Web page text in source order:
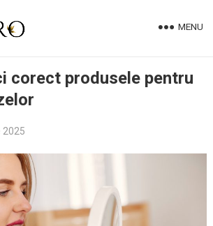
MENU
corect produsele pentru
2025